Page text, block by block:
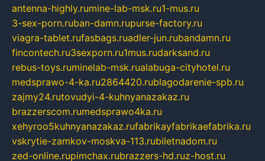
antenna-highly.rumine-lab-msk.ru1-mus.ru
3-sex-porn.ruban-damn.rupurse-factory.ru
viagra-tablet.rufasbags.ruadler-jun.rubandamn.ru
fincontech.ru3sexporn.ru1mus.rudarksand.ru
rebus-toys.ruminelab-msk.rualabuga-cityhotel.ru
medsprawo-4-ka.ru2864420.rublagodarenie-spb.ru
zajmy24.rutovudyi-4-kuhnyanazakaz.ru
brazzerscom.rumedsprawo4ka.ru
xehyroo5kuhnyanazakaz.rufabrikayfabrikaefabrika.ru
vskrytie-zamkov-moskva-113.rubiletnadom.ru
zed-online.rupimchax.rubrazzers-hd.ruz-host.ru